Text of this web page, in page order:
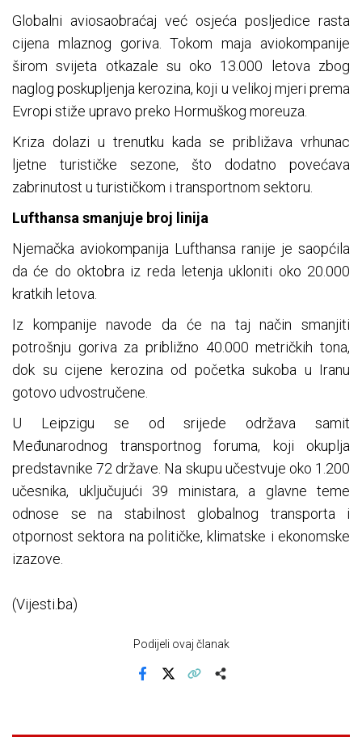
Globalni aviosaobraćaj već osjeća posljedice rasta
cijena mlaznog goriva. Tokom maja aviokompanije
širom svijeta otkazale su oko 13.000 letova zbog
naglog poskupljenja kerozina, koji u velikoj mjeri prema
Evropi stiže upravo preko Hormuškog moreuza.
Kriza dolazi u trenutku kada se približava vrhunac
ljetne turističke sezone, što dodatno povećava
zabrinutost u turističkom i transportnom sektoru.
Lufthansa smanjuje broj linija
Njemačka aviokompanija Lufthansa ranije je saopćila
da će do oktobra iz reda letenja ukloniti oko 20.000
kratkih letova.
Iz kompanije navode da će na taj način smanjiti
potrošnju goriva za približno 40.000 metričkih tona,
dok su cijene kerozina od početka sukoba u Iranu
gotovo udvostručene.
U Leipzigu se od srijede održava samit
Međunarodnog transportnog foruma, koji okuplja
predstavnike 72 države. Na skupu učestvuje oko 1.200
učesnika, uključujući 39 ministara, a glavne teme
odnose se na stabilnost globalnog transporta i
otpornost sektora na političke, klimatske i ekonomske
izazove.
(Vijesti.ba)
Podijeli ovaj članak